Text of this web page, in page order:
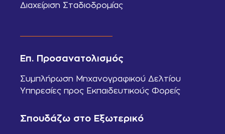
Διαχείριση Σταδιοδρομίας
Επ. Προσανατολισμός
Συμπλήρωση Μηχανογραφικού Δελτίου
Υπηρεσίες προς Εκπαιδευτικούς Φορείς
Σπουδάζω στο Εξωτερικό